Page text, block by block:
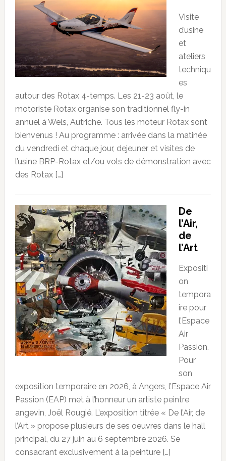
Visite
d’usine
et
ateliers
techniqu
es
autour des Rotax 4-temps. Les 21-23 août, le
motoriste Rotax organise son traditionnel fly-in
annuel à Wels, Autriche. Tous les moteur Rotax sont
bienvenus ! Au programme : arrivée dans la matinée
du vendredi et chaque jour, dejeuner et visites de
l’usine BRP-Rotax et/ou vols de démonstration avec
des Rotax […]
De
l’Air,
de
l’Art
Expositi
on
tempora
ire pour
l’Espace
Air
Passion.
Pour
son
exposition temporaire en 2026, à Angers, l’Espace Air
Passion (EAP) met à l’honneur un artiste peintre
angevin, Joël Rougié. L’exposition titrée « De l’Air, de
l’Art » propose plusieurs de ses oeuvres dans le hall
principal, du 27 juin au 6 septembre 2026. Se
consacrant exclusivement à la peinture […]